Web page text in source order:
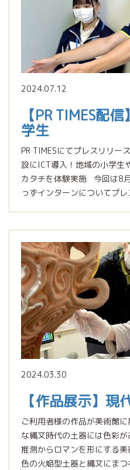
2024.07.12
【PR TIMES配
学生
PR TIMESにてプレスリリ
設にICT導入！地域の小学生
カタチを体験実施 今回は8
っずインターンについてプ
2024.03.30
【作品展示】現
ご利用者様の作品が美術館
な縄文時代の土器には色彩
推測からロマンを形にする
色の火焔型土器と縄文にま